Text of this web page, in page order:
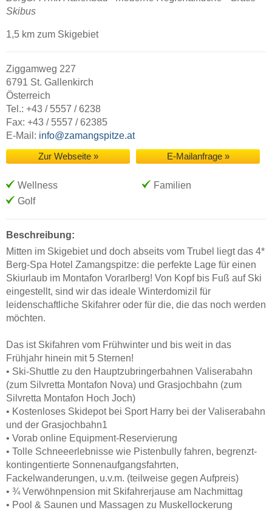
Skibus
1,5 km zum Skigebiet
Ziggamweg 227
6791 St. Gallenkirch
Österreich
Tel.: +43 / 5557 / 6238
Fax: +43 / 5557 / 62385
E-Mail: info@zamangspitze.at
Zur Webseite » E-Mailanfrage »
Wellness
Familien
Golf
Beschreibung:
Mitten im Skigebiet und doch abseits vom Trubel liegt das 4*
Berg-Spa Hotel Zamangspitze: die perfekte Lage für einen
Skiurlaub im Montafon Vorarlberg! Von Kopf bis Fuß auf Ski
eingestellt, sind wir das ideale Winterdomizil für
leidenschaftliche Skifahrer oder für die, die das noch werden
möchten.
Das ist Skifahren vom Frühwinter und bis weit in das
Frühjahr hinein mit 5 Sternen!
• Ski-Shuttle zu den Hauptzubringerbahnen Valiserabahn
(zum Silvretta Montafon Nova) und Grasjochbahn (zum
Silvretta Montafon Hoch Joch)
• Kostenloses Skidepot bei Sport Harry bei der Valiserabahn
und der Grasjochbahn1
• Vorab online Equipment-Reservierung
• Tolle Schneeerlebnisse wie Pistenbully fahren, begrenzt-
kontingentierte Sonnenaufgangsfahrten,
Fackelwanderungen, u.v.m. (teilweise gegen Aufpreis)
• ¾ Verwöhnpension mit Skifahrerjause am Nachmittag
• Pool & Saunen und Massagen zu Muskellockerung